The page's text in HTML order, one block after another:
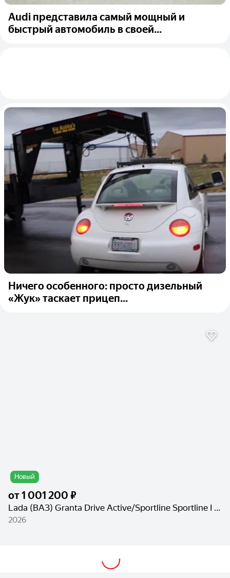
Audi представила самый мощный и
быстрый автомобиль в своей...
Ничего особенного: просто дизельный
«Жук» таскает прицеп...
Новый
от1 001 200 ₽
Lada (ВАЗ) Granta Drive Active/Sportline Sportline I Рестайлинг
2026